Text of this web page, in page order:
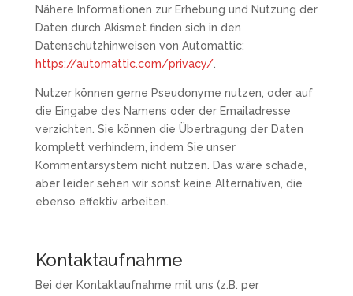
Nähere Informationen zur Erhebung und Nutzung der
Daten durch Akismet finden sich in den
Datenschutzhinweisen von Automattic:
https://automattic.com/privacy/.
Nutzer können gerne Pseudonyme nutzen, oder auf
die Eingabe des Namens oder der Emailadresse
verzichten. Sie können die Übertragung der Daten
komplett verhindern, indem Sie unser
Kommentarsystem nicht nutzen. Das wäre schade,
aber leider sehen wir sonst keine Alternativen, die
ebenso effektiv arbeiten.
Kontaktaufnahme
Bei der Kontaktaufnahme mit uns (z.B. per